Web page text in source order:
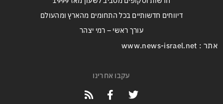
דיווחים חדשותיים בכל התחומים מהארץ ומהעולם
עורך ראשי – רמי יצהר
אתר : www.news-israel.net
עקבו אחרינו